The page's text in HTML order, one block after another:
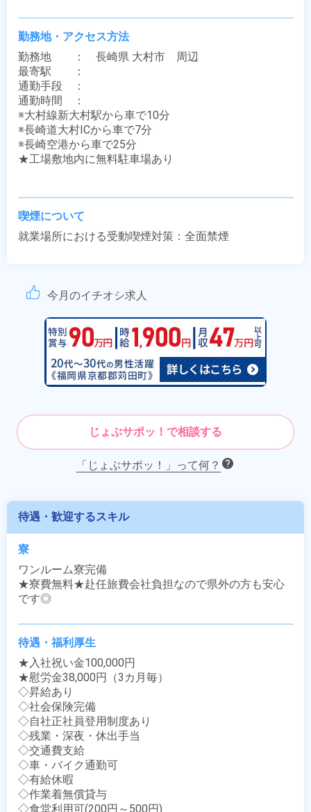
勤務地・アクセス方法
勤務地　　：　長崎県 大村市　周辺
最寄駅　　：
通勤手段　：
通勤時間　：
※大村線新大村駅から車で10分
※長崎道大村ICから車で7分
※長崎空港から車で25分
★工場敷地内に無料駐車場あり
喫煙について
就業場所における受動喫煙対策：全面禁煙
今月のイチオシ求人
じょぶサポッ！で相談する
「じょぶサポッ！」って何？
待遇・歓迎するスキル
寮
ワンルーム寮完備
★寮費無料★赴任旅費会社負担なので県外の方も安心
です◎
待遇・福利厚生
★入社祝い金100,000円
★慰労金38,000円（3カ月毎）
◇昇給あり
◇社会保険完備
◇自社正社員登用制度あり
◇残業・深夜・休出手当
◇交通費支給
◇車・バイク通勤可
◇有給休暇
◇作業着無償貸与
◇食堂利用可(200円～500円)